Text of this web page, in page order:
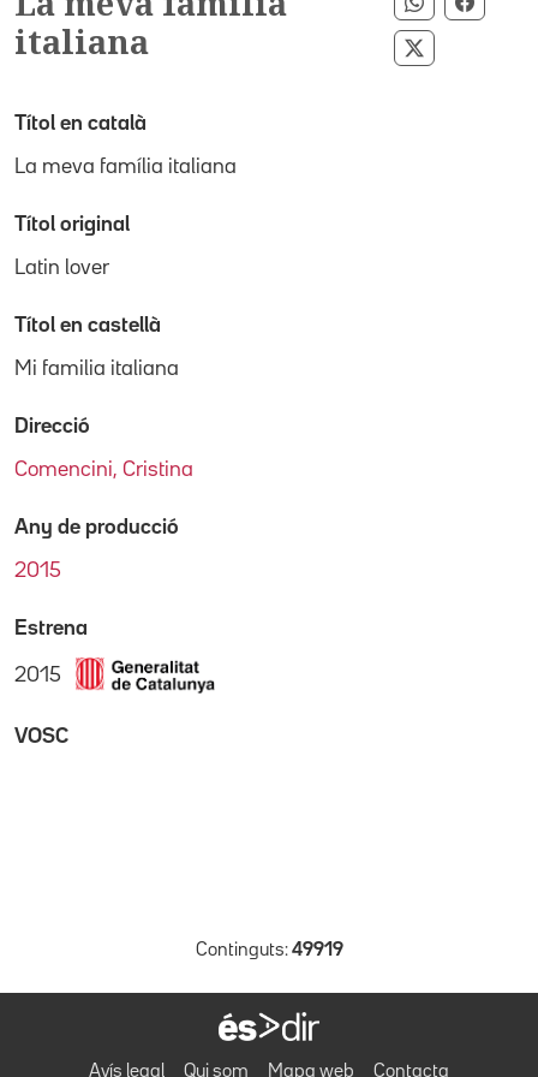
italiana
Compartir
Compartir
Títol en català
La meva família italiana
Títol original
Latin lover
Títol en castellà
Mi familia italiana
Direcció
Comencini, Cristina
Any de producció
2015
Estrena
2015
VOSC
Continguts: 49919
Avís legal Qui som Mapa web Contacta